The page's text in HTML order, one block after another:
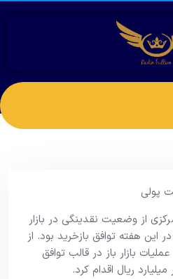
پولی
از وضعیت نقدینگی در بازار
این هفته توافق بازخرید بود. از
بازار باز در قالب توافق